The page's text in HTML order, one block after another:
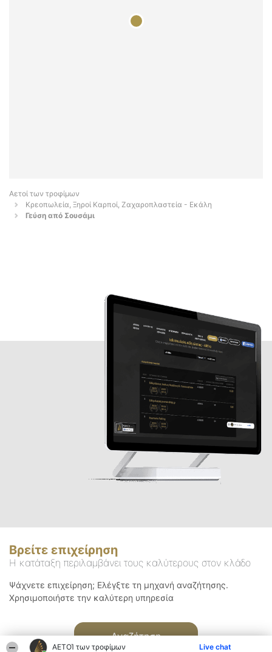
ΑΕΤΟΊ των τροφίμων Live chat
Αετοί των τροφίμων
Κρεοπωλεία, Ξηροί Καρποί, Ζαχαροπλαστεία - Εκάλη
Γεύση από Σουσάμι
Βρείτε επιχείρηση
Η κατάταξη περιλαμβάνει τους καλύτερους στον κλάδο
Ψάχνετε επιχείρηση; Ελέγξτε τη μηχανή αναζήτησης.
Χρησιμοποιήστε την καλύτερη υπηρεσία
Αναζήτηση